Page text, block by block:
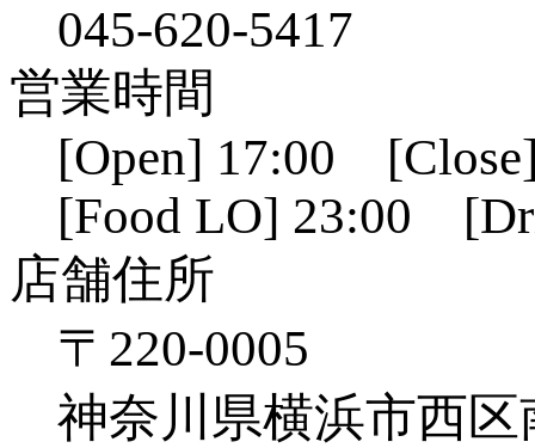
045-620-5417
営業時間
[Open] 17:00
[Food LO] 23:00
店舗住所
〒220-0005
神奈川県横浜市西区